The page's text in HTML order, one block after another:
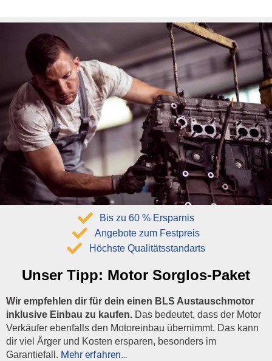
Unser Tipp: Motor Sorglos-Paket
Wir empfehlen dir für dein einen BLS Austauschmotor
inklusive Einbau zu kaufen. Das bedeutet, dass der Motor
Verkäufer ebenfalls den Motoreinbau übernimmt. Das kann
dir viel Ärger und Kosten ersparen, besonders im
Garantiefall. Mehr erfahren…
Bis zu 60 % Ersparnis
Angebote zum Festpreis
Höchste Qualitätsstandarts